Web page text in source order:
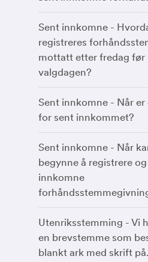
Sent innkomne -
registreres
mottatt etter fredag før
valgdagen?
Sent innkomne - Når
for sent innkommet?
Sent innkomne - Når
begynne å registrere
innkomne
Utenriksstemming - Vi
en brevstemme som
blankt ark med skrift